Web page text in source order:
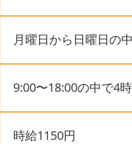
月曜日から日曜日の
9:00〜18:00の中で4
時給1150円